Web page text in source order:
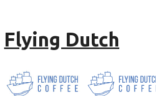
Flying Dutch